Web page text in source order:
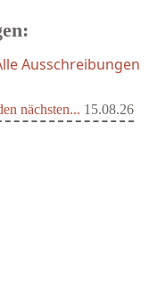
nächsten... 15.08.26
Ausschreibungen